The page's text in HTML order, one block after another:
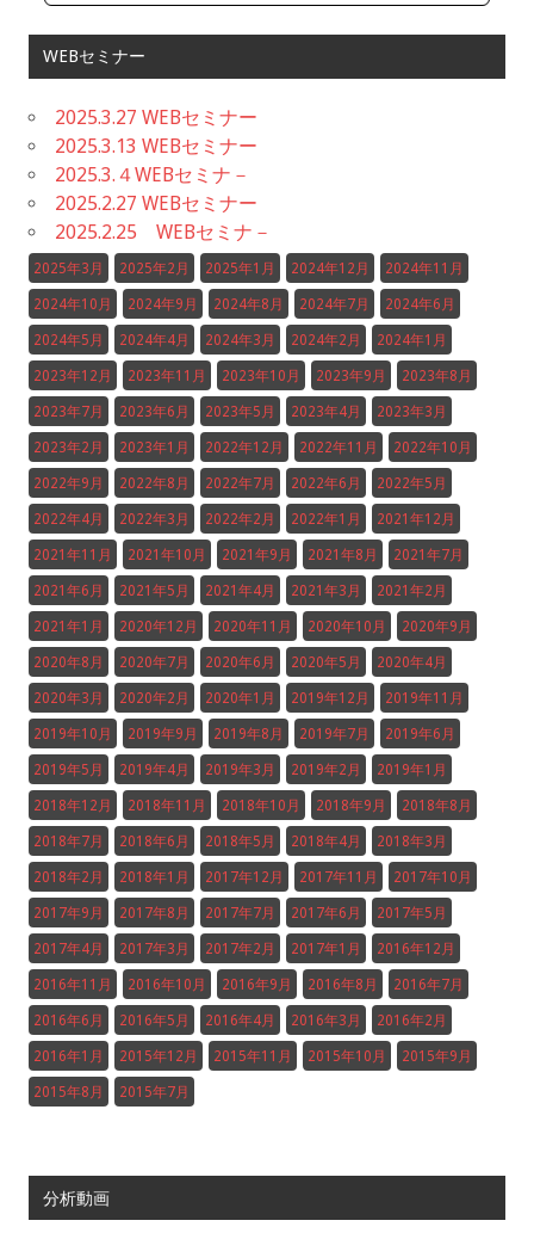
WEBセミナー
2025.3.27 WEBセミナー
2025.3.13 WEBセミナー
2025.3.４WEBセミナ－
2025.2.27 WEBセミナー
2025.2.25 WEBセミナ－
2025年3月 2025年2月 2025年1月 2024年12月 2024年11月
2024年10月 2024年9月 2024年8月 2024年7月 2024年6月
2024年5月 2024年4月 2024年3月 2024年2月 2024年1月
2023年12月 2023年11月 2023年10月 2023年9月 2023年8月
2023年7月 2023年6月 2023年5月 2023年4月 2023年3月
2023年2月 2023年1月 2022年12月 2022年11月 2022年10月
2022年9月 2022年8月 2022年7月 2022年6月 2022年5月
2022年4月 2022年3月 2022年2月 2022年1月 2021年12月
2021年11月 2021年10月 2021年9月 2021年8月 2021年7月
2021年6月 2021年5月 2021年4月 2021年3月 2021年2月
2021年1月 2020年12月 2020年11月 2020年10月 2020年9月
2020年8月 2020年7月 2020年6月 2020年5月 2020年4月
2020年3月 2020年2月 2020年1月 2019年12月 2019年11月
2019年10月 2019年9月 2019年8月 2019年7月 2019年6月
2019年5月 2019年4月 2019年3月 2019年2月 2019年1月
2018年12月 2018年11月 2018年10月 2018年9月 2018年8月
2018年7月 2018年6月 2018年5月 2018年4月 2018年3月
2018年2月 2018年1月 2017年12月 2017年11月 2017年10月
2017年9月 2017年8月 2017年7月 2017年6月 2017年5月
2017年4月 2017年3月 2017年2月 2017年1月 2016年12月
2016年11月 2016年10月 2016年9月 2016年8月 2016年7月
2016年6月 2016年5月 2016年4月 2016年3月 2016年2月
2016年1月 2015年12月 2015年11月 2015年10月 2015年9月
2015年8月 2015年7月
分析動画